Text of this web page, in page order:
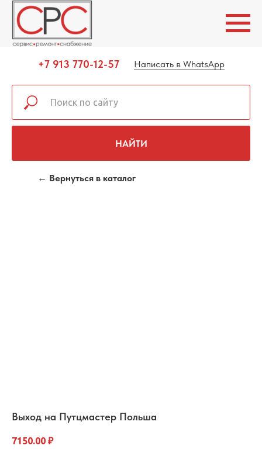
+7 913 770-12-57 Написать в WhatsApp
НАЙТИ
← Вернуться в каталог
Выход на Путцмастер Польша
7150.00 ₽